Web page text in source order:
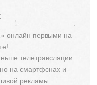
онлайн первыми на
телетрансляции.
на смартфонах и
рекламы.